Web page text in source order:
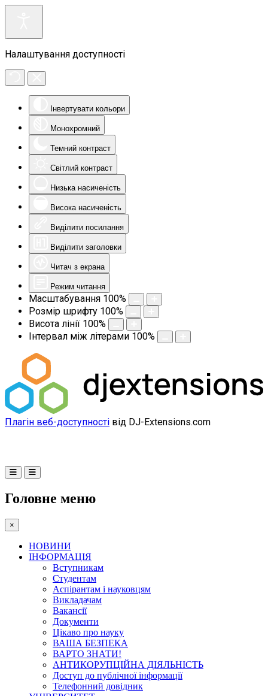
Налаштування доступності
Інвертувати кольори
Монохромний
Темний контраст
Світлий контраст
Низька насиченість
Висока насиченість
Виділити посилання
Виділити заголовки
Читач з екрана
Режим читання
Масштабування 100%
Розмір шрифту 100%
Висота лінії 100%
Інтервал між літерами 100%
Плагін веб-доступності від DJ-Extensions.com
Головне меню
×
НОВИНИ
ІНФОРМАЦІЯ
Вступникам
Студентам
Аспірантам і науковцям
Викладачам
Вакансії
Документи
Цікаво про науку
ВАША БЕЗПЕКА
ВАРТО ЗНАТИ!
АНТИКОРУПЦІЙНА ДІЯЛЬНІСТЬ
Доступ до публічної інформації
Телефонний довідник